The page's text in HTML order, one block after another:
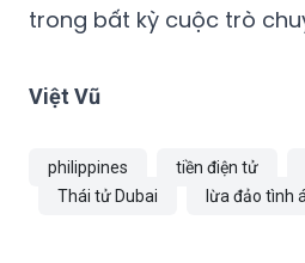
Việt Vũ
philippines